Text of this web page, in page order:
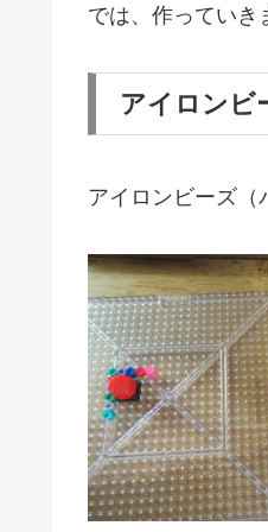
では、作っていき
アイロンビ
アイロンビーズ（